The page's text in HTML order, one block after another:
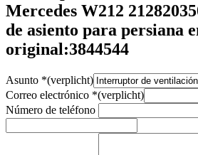
Mercedes W212
de asiento para persiana
original:3844544
Asunto *(verplicht)
Correo electrónico *(verplicht)
Número de teléfono